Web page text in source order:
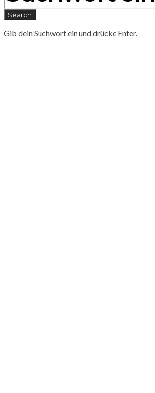
Search
Gib dein Suchwort ein und drücke Enter.